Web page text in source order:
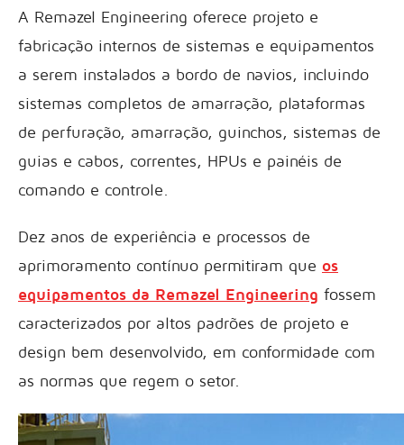
A Remazel Engineering oferece projeto e
fabricação internos de sistemas e equipamentos
a serem instalados a bordo de navios, incluindo
sistemas completos de amarração, plataformas
de perfuração, amarração, guinchos, sistemas de
guias e cabos, correntes, HPUs e painéis de
comando e controle.
Dez anos de experiência e processos de
aprimoramento contínuo permitiram que os
equipamentos da Remazel Engineering fossem
caracterizados por altos padrões de projeto e
design bem desenvolvido, em conformidade com
as normas que regem o setor.